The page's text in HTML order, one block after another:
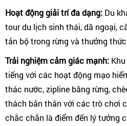
Hoạt động giải trí đa dạng: Du
tour du lịch sinh thái, dã ngoại,
tản bộ trong rừng và thưởng
Trải nghiệm cảm giác mạnh:
tiếng với các hoạt động mạo
thác nước, zipline băng rừng,
thách bản thân với các trò chơi
chắc chắn là điểm đến lý tưởng